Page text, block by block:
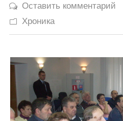
История
Юмор
Оставить комментарий
Хроника